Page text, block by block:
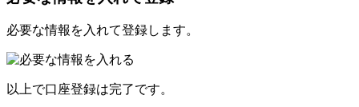
必要な情報を入れて登録します。
以上で口座登録は完了です。